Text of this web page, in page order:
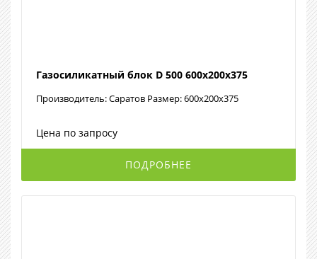
Газосиликатный блок D 500 600х200х375
Производитель: Саратов Размер: 600х200х375
Цена по запросу
ПОДРОБНЕЕ